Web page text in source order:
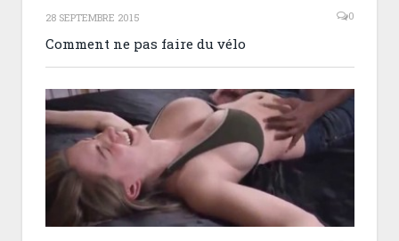
28 SEPTEMBRE 2015 0
Comment ne pas faire du vélo